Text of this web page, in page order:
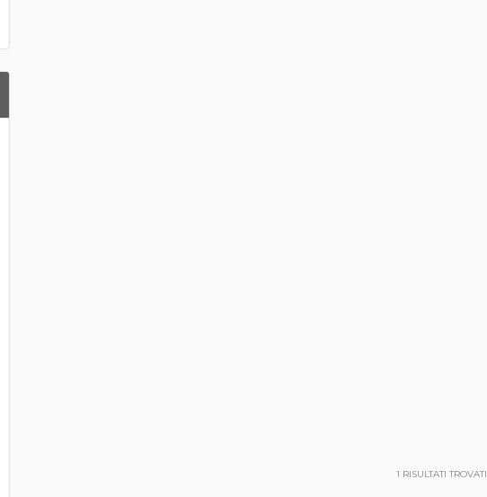
1 RISULTATI TROVATI